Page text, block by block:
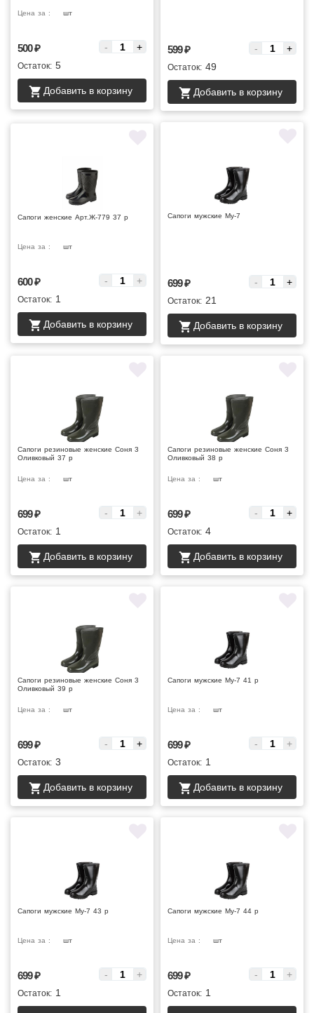
Цена за : шт
500₽ - +
Остаток: 5
Добавить в корзину
599₽ - +
Остаток: 49
Добавить в корзину
Сапоги женские Арт.Ж-779 37 р
Цена за : шт
600₽ - +
Остаток: 1
Добавить в корзину
Сапоги мужские Му-7
699₽ - +
Остаток: 21
Добавить в корзину
Сапоги резиновые женские Соня 3
Оливковый 37 р
Цена за : шт
699₽ - +
Остаток: 1
Добавить в корзину
Сапоги резиновые женские Соня 3
Оливковый 38 р
Цена за : шт
699₽ - +
Остаток: 4
Добавить в корзину
Сапоги резиновые женские Соня 3
Оливковый 39 р
Цена за : шт
699₽ - +
Остаток: 3
Добавить в корзину
Сапоги мужские Му-7 41 р
Цена за : шт
699₽ - +
Остаток: 1
Добавить в корзину
Сапоги мужские Му-7 43 р
Цена за : шт
699₽ - +
Остаток: 1
Сапоги мужские Му-7 44 р
Цена за : шт
699₽ - +
Остаток: 1